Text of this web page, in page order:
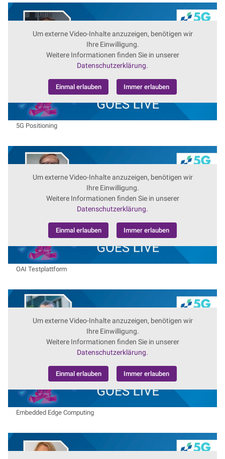
Um externe Video-Inhalte anzuzeigen, benötigen wir
Ihre Einwilligung.
Weitere Informationen finden Sie in unserer
Datenschutzerklärung.
Einmal erlauben Immer erlauben
5G Positioning
Um externe Video-Inhalte anzuzeigen, benötigen wir
Ihre Einwilligung.
Weitere Informationen finden Sie in unserer
Datenschutzerklärung.
Einmal erlauben Immer erlauben
OAI Testplattform
Um externe Video-Inhalte anzuzeigen, benötigen wir
Ihre Einwilligung.
Weitere Informationen finden Sie in unserer
Datenschutzerklärung.
Einmal erlauben Immer erlauben
Embedded Edge Computing